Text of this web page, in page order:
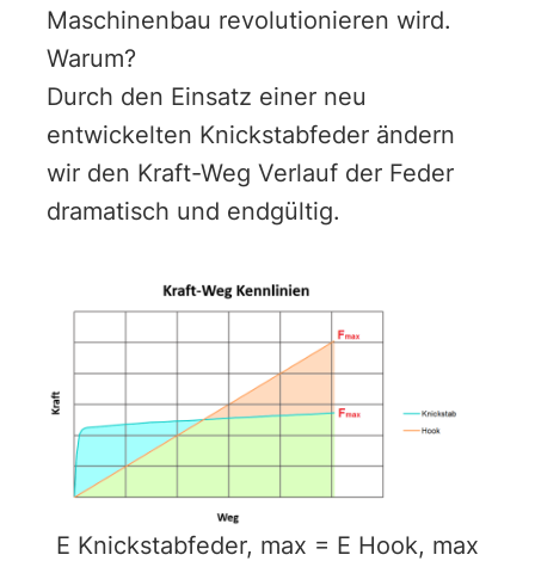
Maschinenbau revolutionieren wird.
Warum?
Durch den Einsatz einer neu
entwickelten Knickstabfeder ändern
wir den Kraft-Weg Verlauf der Feder
dramatisch und endgültig.
E Knickstabfeder, max = E Hook, max